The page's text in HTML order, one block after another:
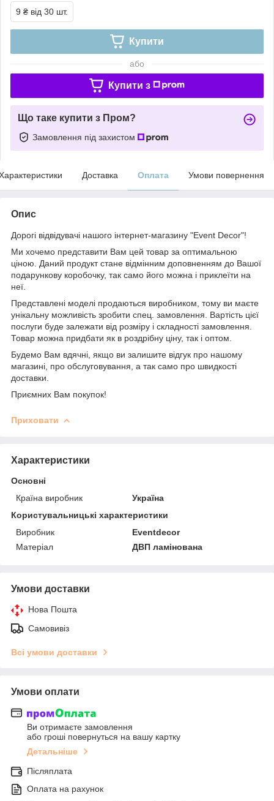
9 ₴ від 30 шт.
Купити
або
Купити з
Що таке купити з Пром?
Замовлення під захистом
Доставка Оплата Умови повернення
Опис
Дорогі відвідувачі нашого інтернет-магазину "Event Decor"!
Ми хочемо представити Вам цей товар за оптимальною
ціною. Даний продукт стане відмінним доповненням до Вашої
подарункову коробочку, так само його можна і приклеїти на
неї.
Представлені моделі продаються виробником, тому ви маєте
унікальну можливість зробити спец. замовлення. Вартість цієї
послуги буде залежати від розміру і складності замовлення.
Товар можна придбати як в роздрібну ціну, так і оптом.
Будемо Вам вдячні, якщо ви залишите відгук про нашому
магазині, про обслуговування, а так само про швидкості
доставки.
Приємних Вам покупок!
Приховати
Характеристики
Основні
Країна виробник
Україна
Користувальницькі характеристики
Виробник
Eventdecor
Матеріал
ДВП ламінована
Умови доставки
Нова Пошта
Самовивіз
Всі умови доставки
Умови оплати
Ви отримаєте замовлення
або гроші повернуться на вашу картку
Детальніше
Післяплата
Оплата на рахунок